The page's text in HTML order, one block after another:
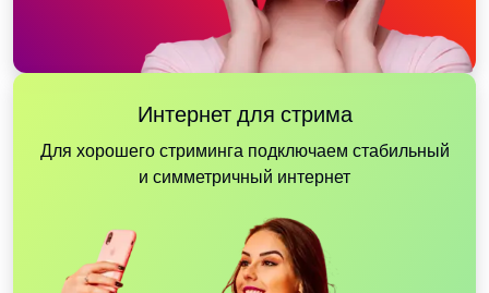
Интернет для стрима
Для хорошего стриминга подключаем стабильный
и симметричный интернет